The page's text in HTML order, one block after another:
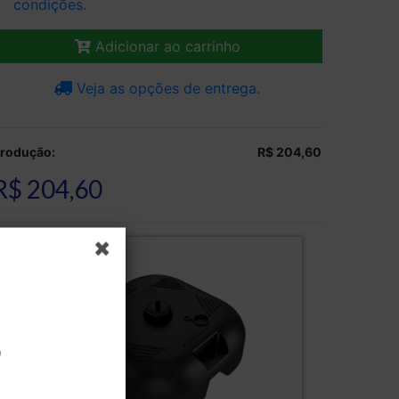
condições.
Adicionar ao carrinho
Veja as opções de entrega.
R$ 204,60
204,60